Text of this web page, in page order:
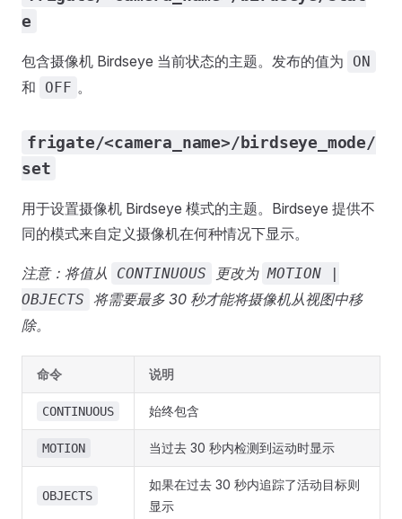
e
包含摄像机 Birdseye 当前状态的主题。发布的值为 ON
和 OFF 。
frigate/<camera_name>/birdseye_mode/
set
用于设置摄像机 Birdseye 模式的主题。Birdseye 提供不
同的模式来自定义摄像机在何种情况下显示。
注意：将值从 CONTINUOUS 更改为 MOTION |
OBJECTS 将需要最多 30 秒才能将摄像机从视图中移
除。
命令 说明
CONTINUOUS 始终包含
MOTION 当过去 30 秒内检测到运动时显示
OBJECTS
如果在过去 30 秒内追踪了活动目标则
显示